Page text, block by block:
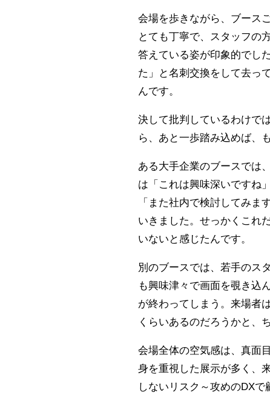
会場を歩きながら、ブース
とても丁寧で、スタッフの
答えている姿が印象的でし
た」と名刺交換をして去っ
んです。
決して批判しているわけで
ら、あと一歩踏み込めば、
ある大手企業のブースでは
は「これは興味深いですね
「また社内で検討してみ
いきました。せっかくこれ
いないと感じたんです。
別のブースでは、若手のス
も興味津々で画面を覗き込
が終わってしまう。来場者
くらいあるのだろうかと、
会場全体の空気感は、真面
身を重視した展示が多く、
しないリスク～攻めのDX